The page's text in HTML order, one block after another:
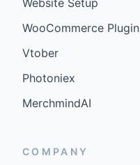
Website Setup
WooCommerce Plugin
Vtober
Photoniex
MerchmindAI
COMPANY